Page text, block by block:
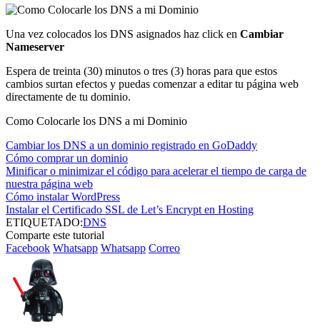
Una vez colocados los DNS asignados haz click en Cambiar
Nameserver
Espera de treinta (30) minutos o tres (3) horas para que estos
cambios surtan efectos y puedas comenzar a editar tu página web
directamente de tu dominio.
Como Colocarle los DNS a mi Dominio
Cambiar los DNS a un dominio registrado en GoDaddy
Cómo comprar un dominio
Minificar o minimizar el código para acelerar el tiempo de carga de
nuestra página web
Cómo instalar WordPress
Instalar el Certificado SSL de Let’s Encrypt en Hosting
ETIQUETADO:DNS
Comparte este tutorial
Facebook Whatsapp Whatsapp Correo